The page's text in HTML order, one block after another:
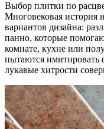
Выбор плитки по
Многовековая история
вариантов дизайна:
панно, которые
комнате, кухне или
пытаются имитировать
лукавые хитрости